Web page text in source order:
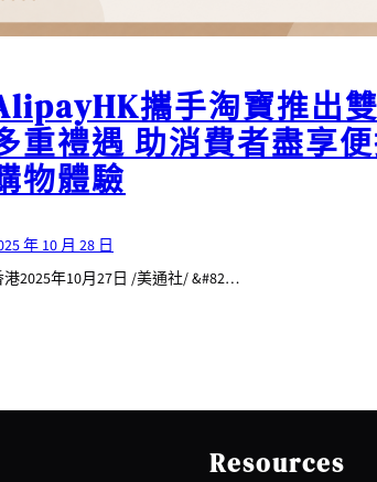
攜手淘寶推出雙
重禮遇 助消費者盡享
物體驗
年 10 月 28 日
港2025年10月27日 /美通社/ &#82…
Resources